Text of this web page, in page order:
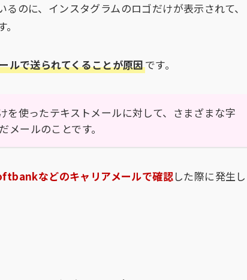
のに、インスタグラムのロゴだけが表示されて、
ルで送られてくることが原因です。
使ったテキストメールに対して、さまざまな字
ールのことです。
などのキャリアメールで確認した際に発生し